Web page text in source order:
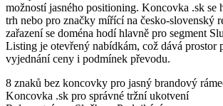
možností jasného positioning. Koncovka .sk se
trh nebo pro značky mířící na česko-slovenský
zařazení se doména hodí hlavně pro segment
Listing je otevřený nabídkám, což dává prostor
vyjednání ceny i podmínek převodu.
8 znaků bez koncovky pro jasný brandový
Koncovka .sk pro správné tržní ukotvení